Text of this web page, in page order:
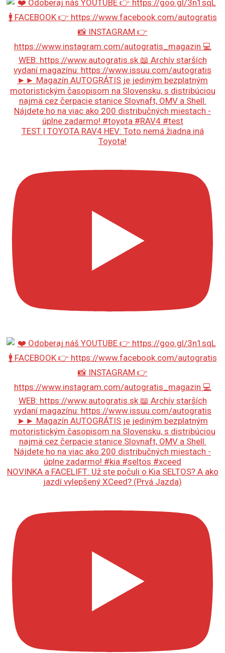
TEST | TOYOTA RAV4 HEV: Toto nemá žiadna iná
Toyota!
NOVINKA a FACELIFT: Už ste počuli o Kia SELTOS? A ako
jazdí vylepšený XCeed? (Prvá Jazda)